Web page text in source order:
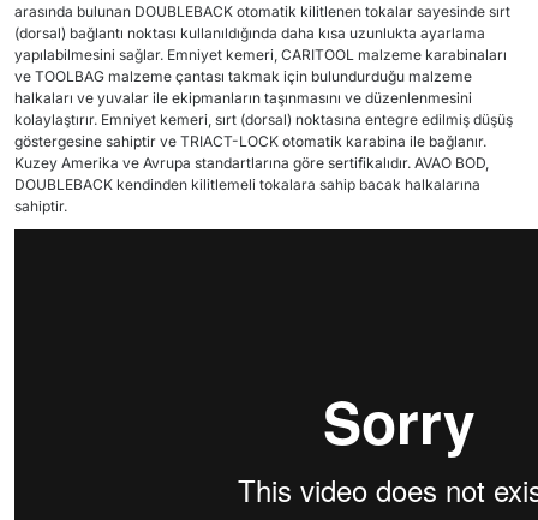
arasında bulunan DOUBLEBACK otomatik kilitlenen tokalar sayesinde sırt
(dorsal) bağlantı noktası kullanıldığında daha kısa uzunlukta ayarlama
yapılabilmesini sağlar. Emniyet kemeri, CARITOOL malzeme karabinaları
ve TOOLBAG malzeme çantası takmak için bulundurduğu malzeme
halkaları ve yuvalar ile ekipmanların taşınmasını ve düzenlenmesini
kolaylaştırır. Emniyet kemeri, sırt (dorsal) noktasına entegre edilmiş düşüş
göstergesine sahiptir ve TRIACT-LOCK otomatik karabina ile bağlanır.
Kuzey Amerika ve Avrupa standartlarına göre sertifikalıdır. AVAO BOD,
DOUBLEBACK kendinden kilitlemeli tokalara sahip bacak halkalarına
sahiptir.